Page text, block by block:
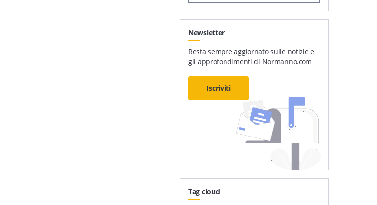
Newsletter
Resta sempre aggiornato sulle notizie e
gli approfondimenti di Normanno.com
Iscriviti
Tag cloud